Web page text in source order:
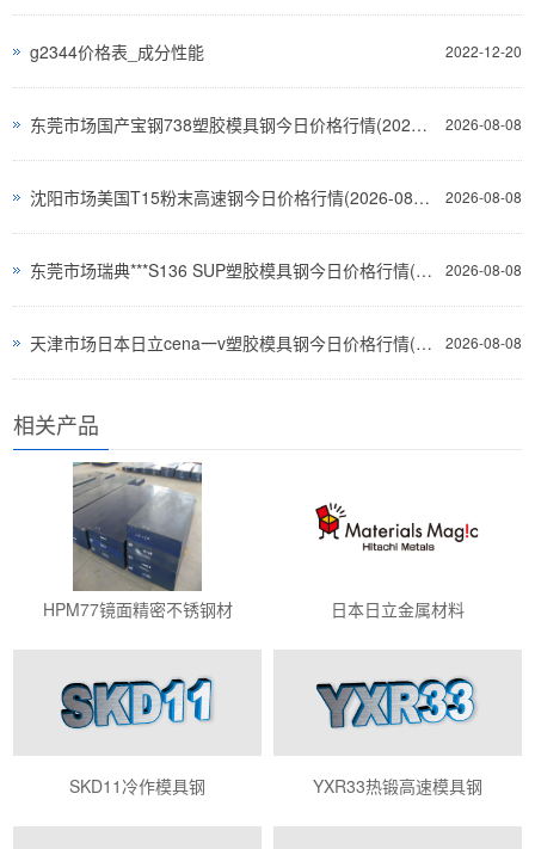
2022-12-20
g2344价格表_成分性能
2026-08-08
东莞市场国产宝钢738塑胶模具钢今日价格行情(2026-08-07)
2026-08-08
沈阳市场美国T15粉末高速钢今日价格行情(2026-08-07)
2026-08-08
东莞市场瑞典***S136 SUP塑胶模具钢今日价格行情(2026-08-07)
2026-08-08
天津市场日本日立cena一v塑胶模具钢今日价格行情(2026-08-07)
相关产品
HPM77镜面精密不锈钢材 日本日立金属材料
SKD11冷作模具钢 YXR33热锻高速模具钢